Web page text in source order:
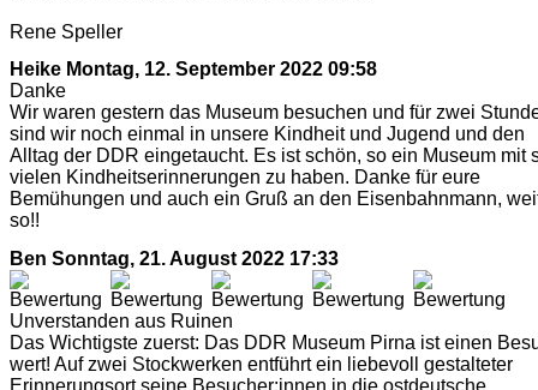
Rene Speller
Heike Montag, 12. September 2022 09:58
Danke
Wir waren gestern das Museum besuchen und für zwei
sind wir noch einmal in unsere Kindheit und Jugend und den
Alltag der DDR eingetaucht. Es ist schön, so ein Museum mit
vielen Kindheitserinnerungen zu haben. Danke für eure
Bemühungen und auch ein Gruß an den Eisenbahnmann,
so!!
Ben Sonntag, 21. August 2022 17:33
Unverstanden aus Ruinen
Das Wichtigste zuerst: Das DDR Museum Pirna ist einen
wert! Auf zwei Stockwerken entführt ein liebevoll gestalteter
Erinnerungsort seine Besucher:innen in die ostdeutsche